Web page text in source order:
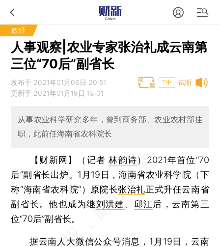
政经
人事观察|农业专家张治礼成云南第
三位“70后”副省长
试听
发布于 2021年01月06日 20:51
更新于 2021年01月19日 18:01
T中
从事农业科学研究多年，曾到商务部、农业农村部挂
职，此前任海南省农科院长
【财新网】（记者林韵诗） 2021年首位“70
后”副省长出炉。1月19日，海南省农业科学院（下
称“海南省农科院”）原院长张治礼正式升任云南省
副省长。他也成为继刘洪建 、 邱江后，云南第三
位“70后”副省长。
据云南人大微信公众号消息，1月19日，云南